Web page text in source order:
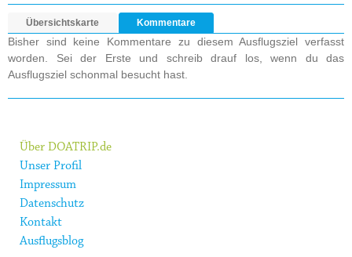
Übersichtskarte Kommentare
Bisher sind keine Kommentare zu diesem Ausflugsziel verfasst
worden. Sei der Erste und schreib drauf los, wenn du das
Ausflugsziel schonmal besucht hast.
Über DOATRIP.de
Unser Profil
Impressum
Datenschutz
Kontakt
Ausflugsblog